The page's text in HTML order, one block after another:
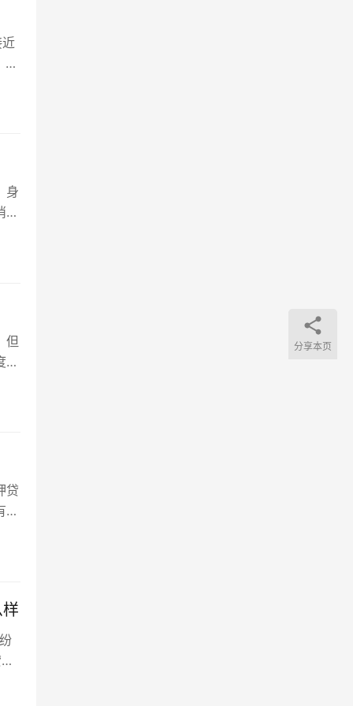
身
。
但
的
贷
文
分享本页